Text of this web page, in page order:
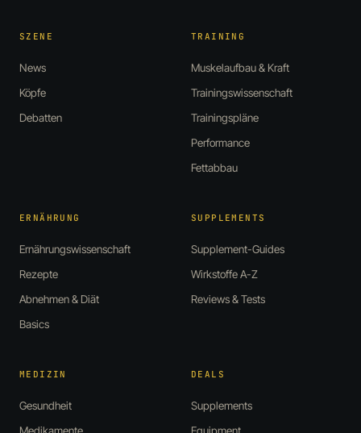
SZENE
News
Köpfe
Debatten
TRAINING
Muskelaufbau & Kraft
Trainingswissenschaft
Trainingspläne
Performance
Fettabbau
ERNÄHRUNG
Ernährungswissenschaft
Rezepte
Abnehmen & Diät
Basics
SUPPLEMENTS
Supplement-Guides
Wirkstoffe A-Z
Reviews & Tests
MEDIZIN
Gesundheit
DEALS
Supplements